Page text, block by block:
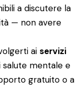
a discutere la
— non avere
ai servizi
salute mentale e
gratuito o a